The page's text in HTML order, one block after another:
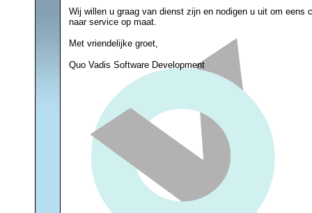
Wij willen u graag van dienst zijn en nodigen u uit om
naar service op maat.
Met vriendelijke groet,
Quo Vadis Software Development